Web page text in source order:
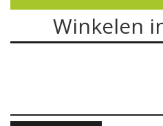
Winkelen